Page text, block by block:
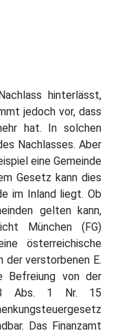
hinterlässt,
jedoch vor, dass
hat. In solchen
Nachlasses. Aber
eine Gemeinde
Gesetz kann dies
im Inland liegt. Ob
gelten kann,
München (FG)
österreichische
der verstorbenen E.
Befreiung von der
Abs. 1 Nr. 15
Das Finanzamt